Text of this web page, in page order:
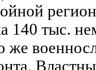
140 тыс.
же